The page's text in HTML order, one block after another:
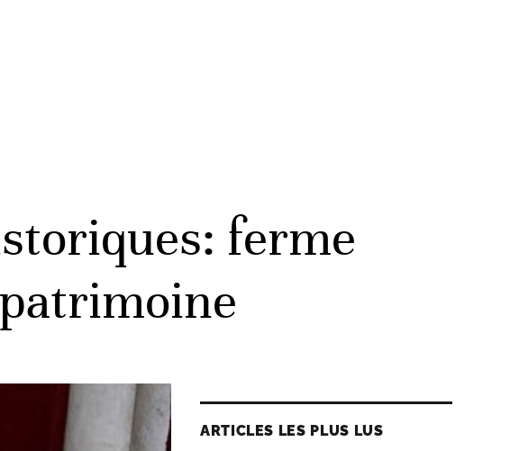
ferme
ARTICLES LES PLUS LUS